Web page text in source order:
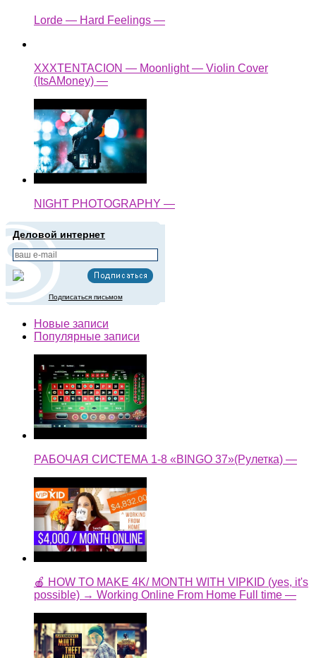
Lorde — Hard Feelings —
XXXTENTACION — Moonlight — Violin Cover
(ItsAMoney) —
NIGHT PHOTOGRAPHY —
Деловой интернет
Подписаться письмом
Новые записи
Популярные записи
РАБОЧАЯ СИСТЕМА 1-8 «BINGO 37»(Рулетка) —
🍎 HOW TO MAKE 4K/ MONTH WITH VIPKID (yes, it's
possible) → Working Online From Home Full time —